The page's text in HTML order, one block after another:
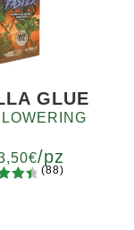
GLUE
€/pz
(88)